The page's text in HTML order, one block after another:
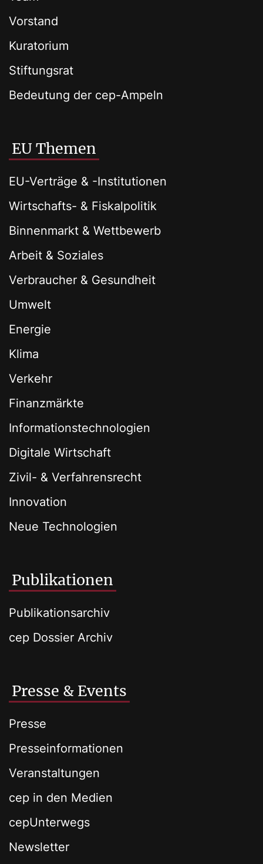
Vorstand
Kuratorium
Stiftungsrat
Bedeutung der cep-Ampeln
EU Themen
EU-Verträge & -Institutionen
Wirtschafts- & Fiskalpolitik
Binnenmarkt & Wettbewerb
Arbeit & Soziales
Verbraucher & Gesundheit
Umwelt
Energie
Klima
Verkehr
Finanzmärkte
Informationstechnologien
Digitale Wirtschaft
Zivil- & Verfahrensrecht
Innovation
Neue Technologien
Publikationen
Publikationsarchiv
cep Dossier Archiv
Presse & Events
Presse
Presseinformationen
Veranstaltungen
cep in den Medien
cepUnterwegs
Newsletter